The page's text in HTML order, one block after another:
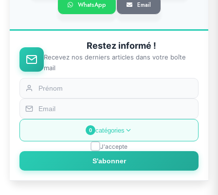
WhatsApp Email
Restez informé !
Recevez nos derniers articles dans votre boîte
mail
0 catégories
J'accepte
S'abonner